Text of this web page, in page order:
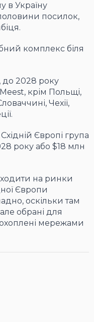
в Україну
посилок,
комплекс біля
до 2028 року
Meest, крім Польщі,
Чехії,
Європі група
року або $18 млн
на ринки
Європи
оскільки там
обрані для
мережами